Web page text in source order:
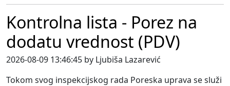
Kontrolna lista - Porez na
dodatu vrednost (PDV)
2026-08-09 13:46:45 by Ljubiša Lazarević
Tokom svog inspekcijskog rada Poreska uprava se služi